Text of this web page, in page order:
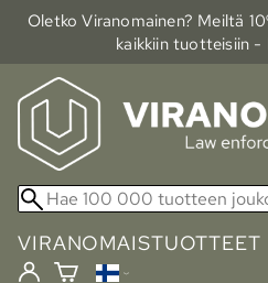
Oletko Viranomainen? Meiltä
kaikkiin tuotteisiin -
VIRANOMAISTUOTTEET